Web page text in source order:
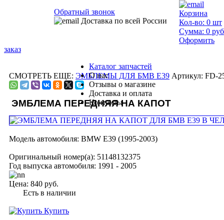
СМОТРЕТЬ ЕЩЕ: ЭМБЛЕМЫ ДЛЯ БМВ Е39 Артикул: FD-
ЭМБЛЕМА ПЕРЕДНЯЯ НА КАПОТ
Модель автомобиля: BMW E39 (1995-2003)
Оригинальный номер(а): 51148132375
Год выпуска автомобиля: 1991 - 2005
Цена: 840 руб.
Есть в наличии
Купить
Обратный звонок
Доставка по всей России
Корзина
Кол-во: 0 шт
Сумма: 0
Оформить
заказ
Каталог запчастей
О нас
Отзывы о магазине
Доставка и оплата
Контакты